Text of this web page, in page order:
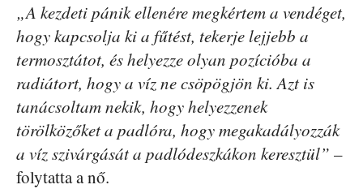
„A kezdeti pánik ellenére megkértem a vendéget,
hogy kapcsolja ki a fűtést, tekerje lejjebb a
termosztátot, és helyezze olyan pozícióba a
radiátort, hogy a víz ne csöpögjön ki. Azt is
tanácsoltam nekik, hogy helyezzenek
törölközőket a padlóra, hogy megakadályozzák
a víz szivárgását a padlódeszkákon keresztül” –
folytatta a nő.